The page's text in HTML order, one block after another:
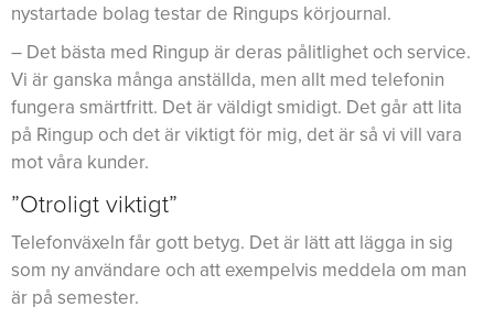
nystartade bolag testar de Ringups körjournal.
– Det bästa med Ringup är deras pålitlighet och service.
Vi är ganska många anställda, men allt med telefonin
fungera smärtfritt. Det är väldigt smidigt. Det går att lita
på Ringup och det är viktigt för mig, det är så vi vill vara
mot våra kunder.
”Otroligt viktigt”
Telefonväxeln får gott betyg. Det är lätt att lägga in sig
som ny användare och att exempelvis meddela om man
är på semester.